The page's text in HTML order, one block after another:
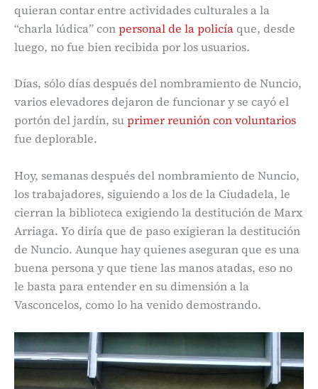
quieran contar entre actividades culturales a la
“charla lúdica” conpersonal de la policíaque, desde
luego, no fue bien recibida por los usuarios.
Días, sólo días después del nombramiento de Nuncio,
varios elevadores dejaron de funcionar y se cayó el
portón del jardín, suprimer reunión con voluntarios
fue deplorable.
Hoy, semanas después del nombramiento de Nuncio,
los trabajadores, siguiendo a los de la Ciudadela, le
cierran la biblioteca exigiendo la destitución de Marx
Arriaga. Yo diría que de paso exigieran la destitución
de Nuncio. Aunque hay quienes aseguran que es una
buena persona y que tiene las manos atadas, eso no
le basta para entender en su dimensión a la
Vasconcelos, como lo ha venido demostrando.